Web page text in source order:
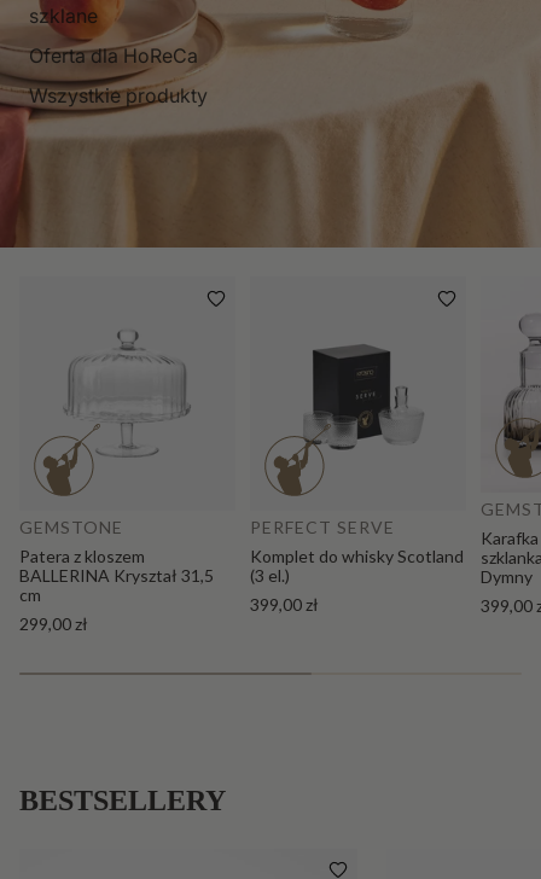
szklane
Oferta dla HoReCa
Wszystkie produkty
Dodaj do koszyka
GEMSTONE
Patera z kloszem
BALLERINA Kryształ 31,5
cm
299,00 zł
PERFECT SERVE
Komplet do whisky Scotland
(3 el.)
399,00 zł
Dymny
399,00
BESTSELLERY